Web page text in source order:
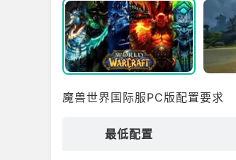
魔兽世界国际服PC版配置要求
最低配置